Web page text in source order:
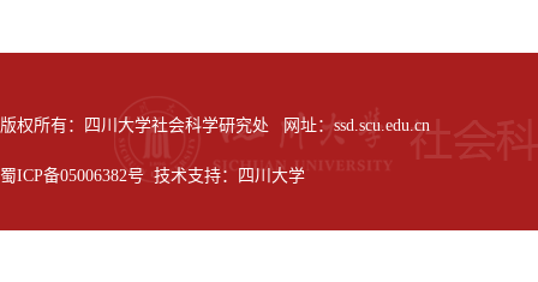
版权所有：四川大学社会科学研究处 网址：ssd.scu.edu.cn
蜀ICP备05006382号 技术支持：四川大学